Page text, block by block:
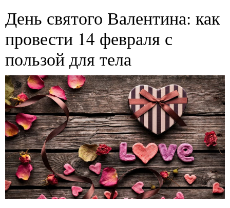
День святого Валентина: как
провести 14 февраля с
пользой для тела